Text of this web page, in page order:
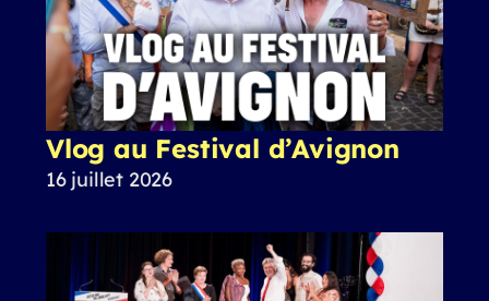
Vlog au Festival d’Avignon
16 juillet 2026